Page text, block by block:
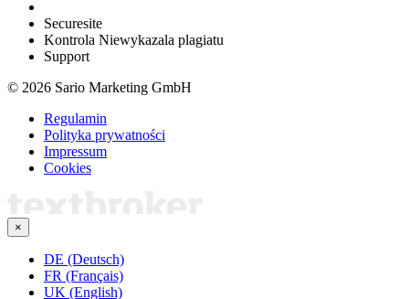
Securesite
Kontrola Niewykazala plagiatu
Support
© 2026 Sario Marketing GmbH
Regulamin
Polityka prywatności
Impressum
Cookies
×
DE (Deutsch)
FR (Français)
UK (English)